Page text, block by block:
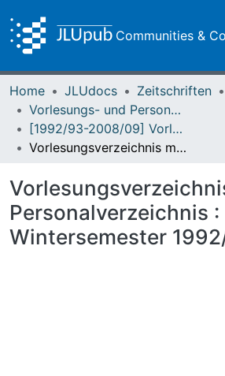
Communities &
Home JLUdocs Zeitschriften
Vorlesungs- und Personalverzeichnis / Justus-Liebig-Universität Gießen
[1992/93-2008/09] Vorlesungs- und Personalverzeichnis / Justus Liebig-Universität Giessen
Vorlesungsverzeichnis mit Personalverzeichnis : Wintersemester 1992/93
Personalverzeichnis :
Wintersemester